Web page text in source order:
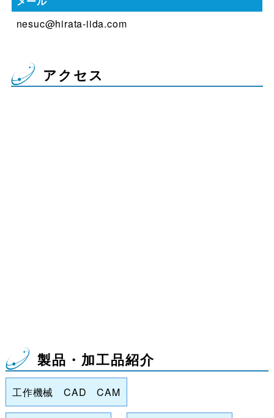
nesuc@hirata-iida.com
アクセス
製品・加工品紹介
工作機械 CAD CAM